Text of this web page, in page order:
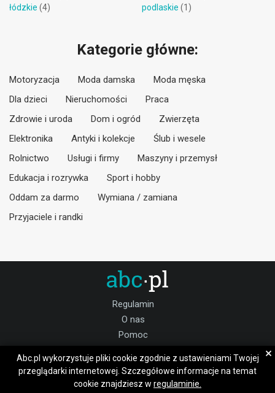
łódzkie (4)
podlaskie (1)
Kategorie główne:
Motoryzacja Moda damska
Moda męska
Dla dzieci
Nieruchomości
Praca
Zdrowie i uroda
Dom i ogród
Zwierzęta
Elektronika
Antyki i kolekcje
Ślub i wesele
Rolnictwo
Usługi i firmy
Maszyny i przemysł
Edukacja i rozrywka
Sport i hobby
Oddam za darmo
Wymiana / zamiana
Przyjaciele i randki
Regulamin
O nas
Pomoc
Praca
Dołącz do nas:
Abc.pl wykorzystuje pliki cookie zgodnie z ustawieniami Twojej
przeglądarki internetowej. Szczegółowe informacje na temat
cookie znajdziesz w regulaminie.
×